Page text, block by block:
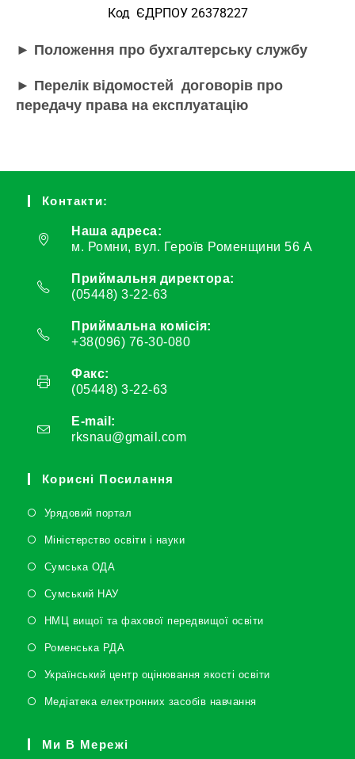
Код ЄДРПОУ 26378227
► Положення про бухгалтерську службу
► Перелік відомостей договорів про
передачу права на експлуатацію
Контакти:
Наша адреса:
м. Ромни, вул. Героїв Роменщини 56 А
Приймальня директора:
(05448) 3-22-63
Приймальна комісія:
+38(096) 76-30-080
Факс:
(05448) 3-22-63
E-mail:
rksnau@gmail.com
Корисні Посилання
Урядовий портал
Міністерство освіти і науки
Сумська ОДА
Сумський НАУ
НМЦ вищої та фахової передвищої освіти
Роменська РДА
Український центр оцінювання якості освіти
Медіатека електронних засобів навчання
Ми В Мережі